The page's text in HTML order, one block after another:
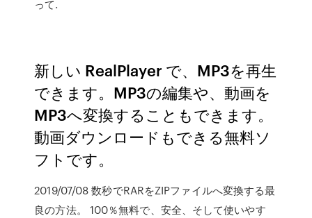
って.
新しい RealPlayer で、MP3を再生
できます。MP3の編集や、動画を
MP3へ変換することもできます。
動画ダウンロードもできる無料ソ
フトです。
2019/07/08 数秒でRARをZIPファイルへ変換する最
良の方法。 100％無料で、安全、そして使いやす